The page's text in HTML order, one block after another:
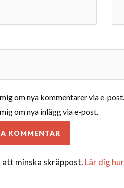
om nya kommentarer via e-post.
om nya inlägg via e-post.
minska skräppost. Lär dig